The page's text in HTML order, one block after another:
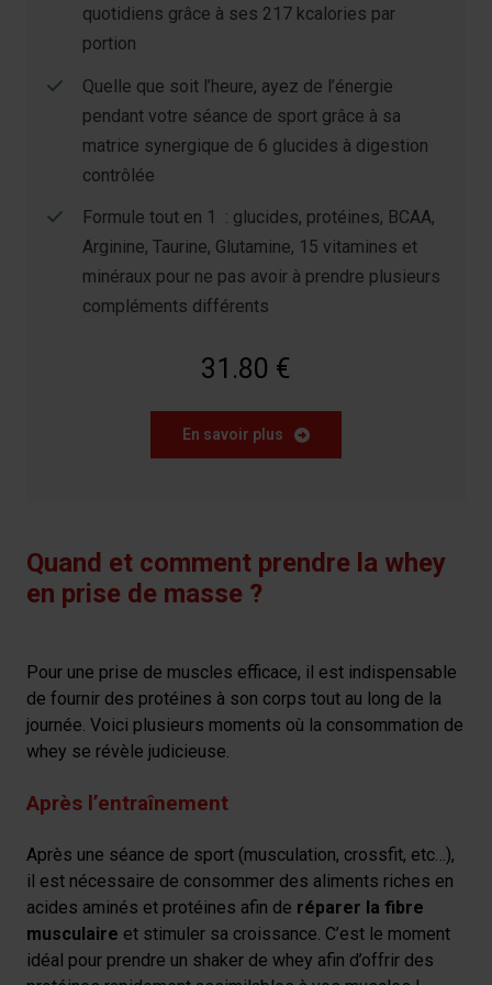
Les cookies nous permettent de personnaliser le contenu
relatives aux médias sociaux et de nous permettre une
analyse du trafic. Nous partageons également des
informations sur votre utilisation de notre site avec nos
partenaires de médias sociaux, de publicité et analyse,
autres que vous leur avez fournies par ailleurs ou
collectées lors de votre utilisation de leurs services.
quotidiens grâce à ses 217 kcalories par
portion
Quelle que soit l’heure, ayez de l’énergie
pendant votre séance de sport grâce à sa
matrice synergique de 6 glucides à digestion
contrôlée
Formule tout en 1 : glucides, protéines, BCAA,
Arginine, Taurine, Glutamine, 15 vitamines et
minéraux pour ne pas avoir à prendre plusieurs
compléments différents
31.80 €
En savoir plus
Quand et comment prendre la whey
en prise de masse ?
Pour une prise de muscles efficace, il est indispensable
de fournir des protéines à son corps tout au long de la
journée. Voici plusieurs moments où la consommation de
whey se révèle judicieuse.
Après l’entraînement
Après une séance de sport (musculation, crossfit, etc…),
il est nécessaire de consommer des aliments riches en
acides aminés et protéines afin de réparer la fibre
musculaire et stimuler sa croissance. C’est le moment
idéal pour prendre un shaker de whey afin d’offrir des